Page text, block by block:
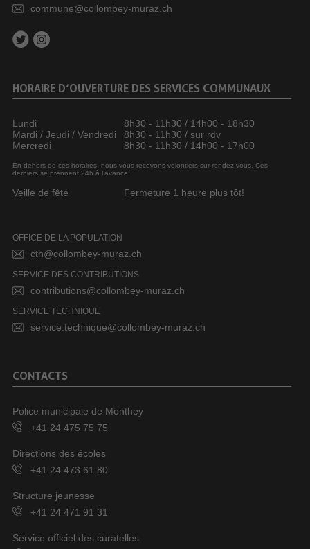
commune@collombey-muraz.ch
HORAIRE D’OUVERTURE DES SERVICES COMMUNAUX
Lundi
8h30 - 11h30 / 14h00 - 18h30
Mardi / Jeudi / Vendredi
8h30 - 11h30 / sur rdv
Mercredi
8h30 - 11h30 / 14h00 - 17h00
En dehors de ces horaires, nous vous recevons volontiers sur rendez-vous. Ces
derniers se prennent 24h à l’avance.
Veille de fête Fermeture 1 heure plus tôt!
OFFICE DE LA POPULATION
cth@collombey-muraz.ch
SERVICE DES CONTRIBUTIONS
contributions@collombey-muraz.ch
SERVICE TECHNIQUE
service.technique@collombey-muraz.ch
CONTACTS
Police municipale de Monthey
+41 24 475 75 75
Directions des écoles
+41 24 473 61 80
Structure jeunesse
+41 24 471 91 31
Service officiel des curatelles